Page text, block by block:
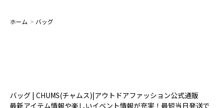
ホーム > バッグ
バッグ | CHUMS(チャムス)|アウトドアファッション公式通販
最新アイテム情報や楽しいイベント情報が充実！最短当日発送で